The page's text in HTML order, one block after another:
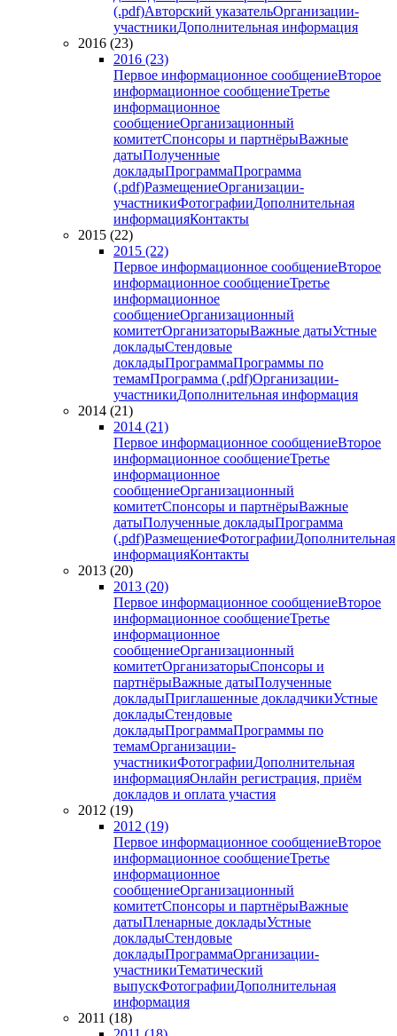
(.pdf)Авторский указательОрганизации-
участникиДополнительная информация
2016 (23)
2016 (23)
Первое информационное сообщениеВторое
информационное сообщениеТретье
информационное
сообщениеОрганизационный
комитетСпонсоры и партнёрыВажные
датыПолученные
докладыПрограммаПрограмма
(.pdf)РазмещениеОрганизации-
участникиФотографииДополнительная
информацияКонтакты
2015 (22)
2015 (22)
Первое информационное сообщениеВторое
информационное сообщениеТретье
информационное
сообщениеОрганизационный
комитетОрганизаторыВажные датыУстные
докладыСтендовые
докладыПрограммаПрограммы по
темамПрограмма (.pdf)Организации-
участникиДополнительная информация
2014 (21)
2014 (21)
Первое информационное сообщениеВторое
информационное сообщениеТретье
информационное
сообщениеОрганизационный
комитетСпонсоры и партнёрыВажные
датыПолученные докладыПрограмма
(.pdf)РазмещениеФотографииДополнительная
информацияКонтакты
2013 (20)
2013 (20)
Первое информационное сообщениеВторое
информационное сообщениеТретье
информационное
сообщениеОрганизационный
комитетОрганизаторыСпонсоры и
партнёрыВажные датыПолученные
докладыПриглашенные докладчикиУстные
докладыСтендовые
докладыПрограммаПрограммы по
темамОрганизации-
участникиФотографииДополнительная
информацияОнлайн регистрация, приём
докладов и оплата участия
2012 (19)
2012 (19)
Первое информационное сообщениеВторое
информационное сообщениеТретье
информационное
сообщениеОрганизационный
комитетСпонсоры и партнёрыВажные
датыПленарные докладыУстные
докладыСтендовые
докладыПрограммаОрганизации-
участникиТематический
выпускФотографииДополнительная
информация
2011 (18)